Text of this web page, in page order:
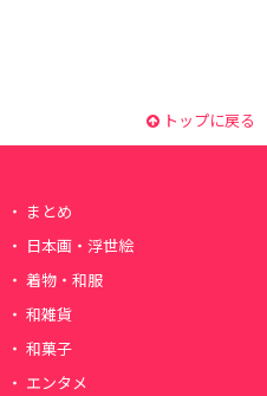
トップに戻る
まとめ
日本画・浮世絵
着物・和服
和雑貨
和菓子
エンタメ